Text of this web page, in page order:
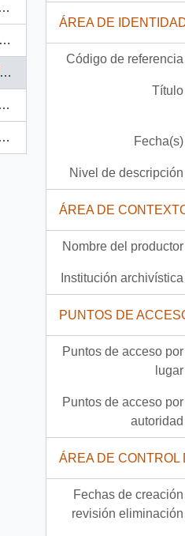
ÁREA DE
Código de referencia
Título
Fecha(s)
Nivel de descripción
ÁREA DE
Nombre del productor
Institución archivística
PUNTOS DE
Puntos de acceso por
lugar
Puntos de acceso por
autoridad
ÁREA DE CONTROL
Fechas de creación
revisión eliminación